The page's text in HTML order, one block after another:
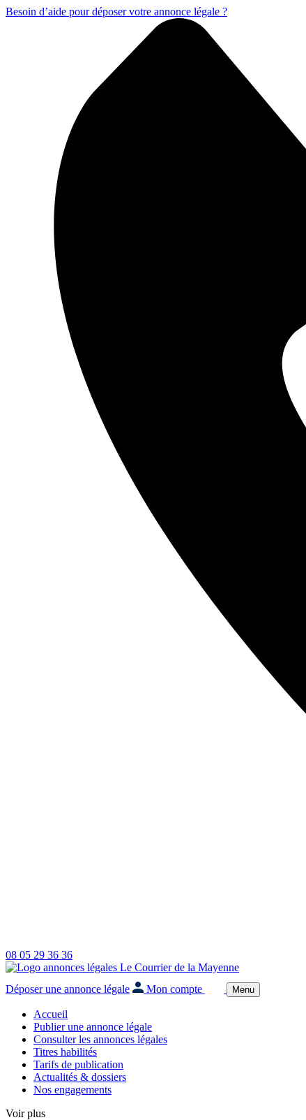
Besoin d’aide pour déposer votre annonce légale ?
08 05 29 36 36
Déposer une annonce légale Mon compte Menu
Accueil
Publier une annonce légale
Consulter les annonces légales
Titres habilités
Tarifs de publication
Actualités & dossiers
Nos engagements
Voir plus